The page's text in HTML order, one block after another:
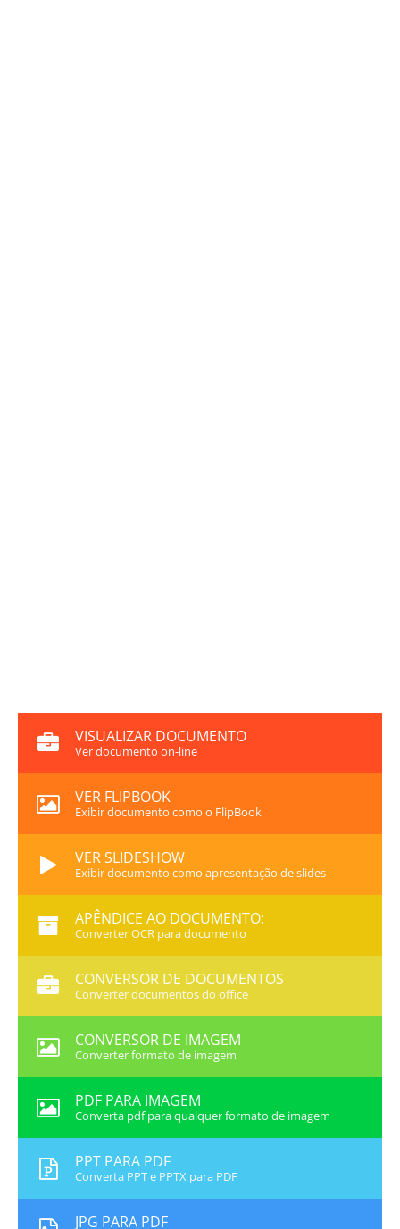
VISUALIZAR DOCUMENTO
Ver documento on-line
VER FLIPBOOK
Exibir documento como o FlipBook
VER SLIDESHOW
Exibir documento como apresentação de slides
APÊNDICE AO DOCUMENTO:
Converter OCR para documento
CONVERSOR DE DOCUMENTOS
Converter documentos do office
CONVERSOR DE IMAGEM
Converter formato de imagem
PDF PARA IMAGEM
Converta pdf para qualquer formato de imagem
PPT PARA PDF
Converta PPT e PPTX para PDF
JPG PARA PDF